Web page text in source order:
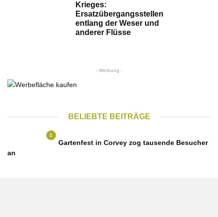
Krieges:
Ersatzübergangsstellen
entlang der Weser und
anderer Flüsse
- Werbung -
BELIEBTE BEITRÄGE
1
Gartenfest in Corvey zog tausende Besucher
an